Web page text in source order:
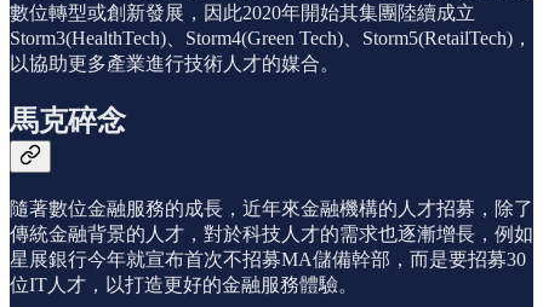
數位轉型或創新發展，因此2020年開始其集團陸續成立
Storm3(HealthTech)、Storm4(Green Tech)、Storm5(RetailTech)，
以協助更多產業進行技術人才的媒合。
馬克碎念
隨著數位金融服務的成長，近年來金融機構的人才招募，除了
傳統金融背景的人才，對於科技人才的需求也逐漸增長，例如
星展銀行今年就宣布首次不招募MA儲備幹部，而是要招募30
位IT人才，以打造更好的金融服務體驗。